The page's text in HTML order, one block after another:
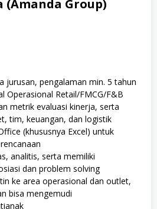
(Amanda Group)
jurusan, pengalaman min. 5 tahun
Operasional Retail/FMCG/F&B
metrik evaluasi kinerja, serta
tim, keuangan, dan logistik
(khususnya Excel) untuk
analitis, serta memiliki
dan problem solving
ke area operasional dan outlet,
bisa mengemudi